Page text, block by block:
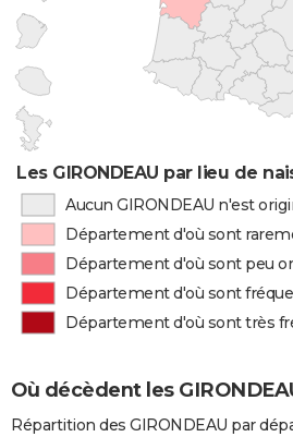
Les GIRONDEAU par lieu de
Aucun GIRONDEAU n'est
Département d'où sont
Département d'où sont peu
Département d'où sont
Département d'où sont très
Où décèdent les
Répartition des GIRONDEAU par